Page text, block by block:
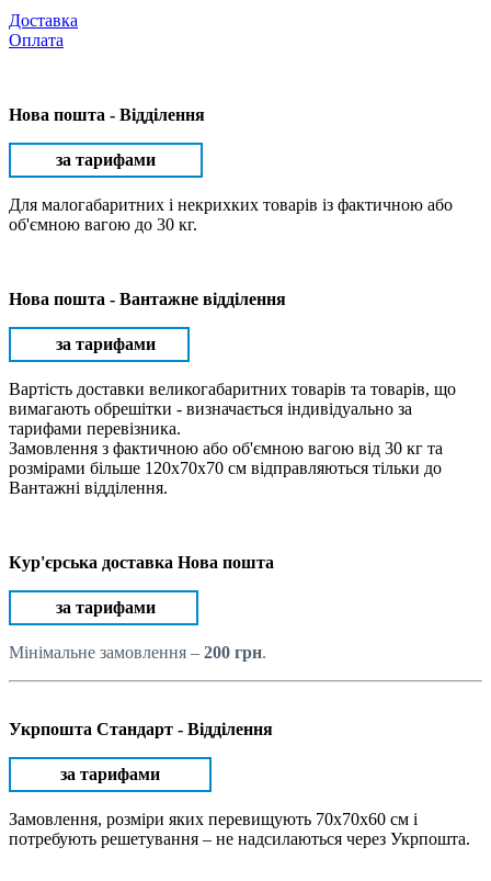
Доставка
Оплата
Нова пошта - Відділення
за тарифами
Для малогабаритних і некрихких товарів із фактичною або
об'ємною вагою до 30 кг.
Нова пошта - Вантажне відділення
за тарифами
Вартість доставки великогабаритних товарів та товарів, що
вимагають обрешітки - визначається індивідуально за
тарифами перевізника.
Замовлення з фактичною або об'ємною вагою від 30 кг та
розмірами більше 120х70х70 см відправляються тільки до
Вантажні відділення.
Кур'єрська доставка Нова пошта
за тарифами
Мінімальне замовлення – 200 грн.
Укрпошта Стандарт - Відділення
за тарифами
Замовлення, розміри яких перевищують 70х70х60 см і
потребують решетування – не надсилаються через Укрпошта.